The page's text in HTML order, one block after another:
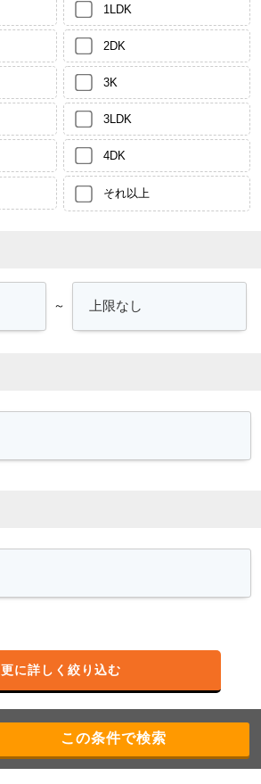
1LDK
2DK
3K
3LDK
4DK
それ以上
～
更に詳しく絞り込む